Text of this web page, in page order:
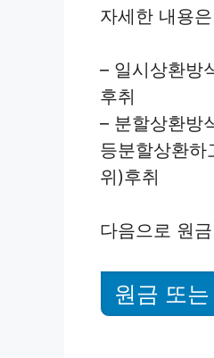
자세한 내용
– 일시상환방
후취
– 분할상환방
등분할상환
위)후취
다음으로 원
원금 또